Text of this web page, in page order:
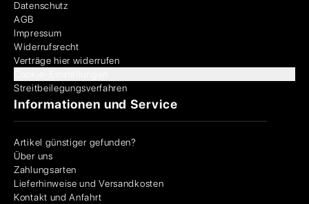
Datenschutz
AGB
Impressum
Widerrufsrecht
Verträge hier widerrufen
Streitbeilegungsverfahren
Informationen und Service
Artikel günstiger gefunden?
Über uns
Zahlungsarten
Lieferhinweise und Versandkosten
Kontakt und Anfahrt